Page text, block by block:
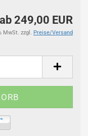
ab 249,00 EUR
MwSt. zzgl. Preise/Versand